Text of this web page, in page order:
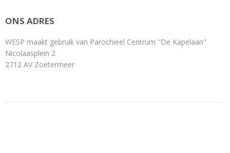
ONS ADRES
WESP maakt gebruik van Parochieel Centrum "De Kapelaan"
Nicolaasplein 2
2712 AV Zoetermeer